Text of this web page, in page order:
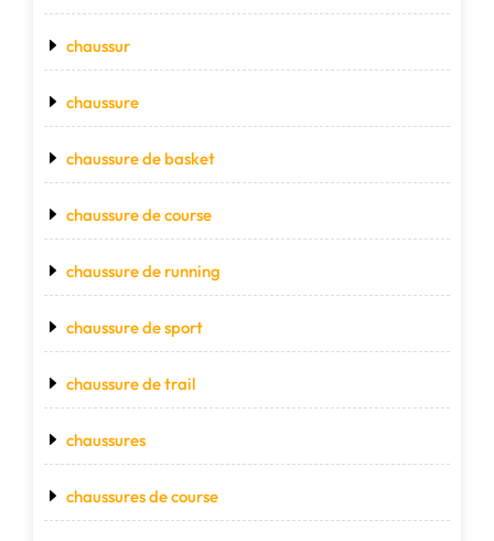
chaussur
chaussure
chaussure de basket
chaussure de course
chaussure de running
chaussure de sport
chaussure de trail
chaussures
chaussures de course